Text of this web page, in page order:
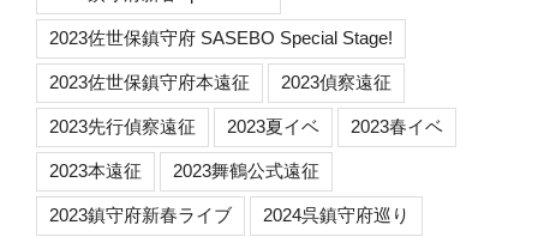
2023佐世保鎮守府 SASEBO Special Stage!
2023佐世保鎮守府本遠征 2023偵察遠征
2023先行偵察遠征 2023夏イベ 2023春イベ
2023本遠征 2023舞鶴公式遠征
2023鎮守府新春ライブ 2024呉鎮守府巡り